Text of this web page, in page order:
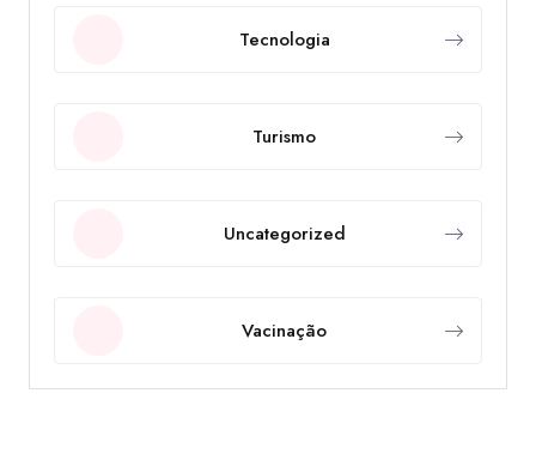
Tecnologia
Turismo
Uncategorized
Vacinação